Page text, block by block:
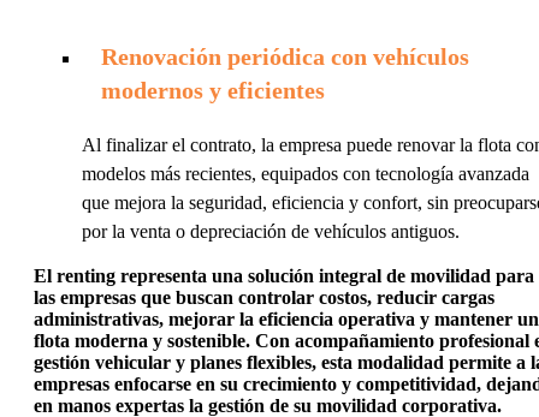
Renovación periódica con vehículos
modernos y eficientes
Al finalizar el contrato, la empresa puede renovar la flota
modelos más recientes, equipados con tecnología avanzada
que mejora la seguridad, eficiencia y confort, sin
por la venta o depreciación de vehículos antiguos.
El renting representa una solución integral de movilidad para
las empresas que buscan controlar costos, reducir cargas
administrativas, mejorar la eficiencia operativa y mantener
flota moderna y sostenible. Con acompañamiento profesional
gestión vehicular y planes flexibles, esta modalidad permite a
empresas enfocarse en su crecimiento y competitividad,
en manos expertas la gestión de su movilidad corporativa.